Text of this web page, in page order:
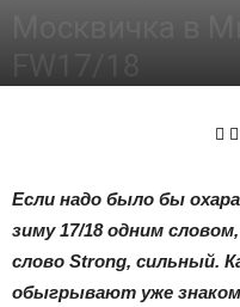
Москвичка в
FW17/18
Если надо было бы
зиму 17/18 одним
слово Strong, сильный.
обыгрывают уже